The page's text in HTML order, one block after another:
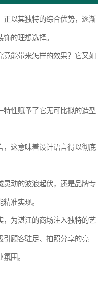
正以其独特的综合优势，逐渐
的理想选择。
能带来怎样的效果？它又如
性赋予了它无可比拟的造型
，这意味着设计语言得以彻底
灵动的波浪起伏，还是品牌专
准实现。
，为湛江的商场注入独特的艺
引顾客驻足、拍照分享的亮
围。